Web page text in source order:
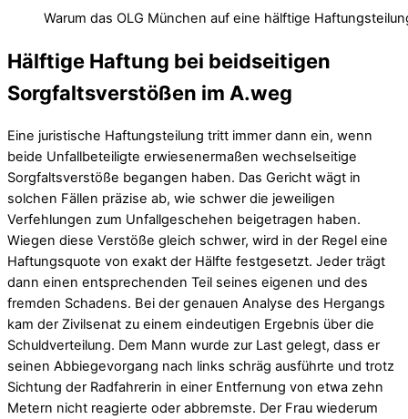
Warum das OLG München auf eine hälftige
Hälftige Haftung bei beidseitigen
Sorgfaltsverstößen im A.weg
Eine juristische Haftungsteilung tritt immer dann ein, wenn
beide Unfallbeteiligte erwiesenermaßen wechselseitige
Sorgfaltsverstöße begangen haben. Das Gericht wägt in
solchen Fällen präzise ab, wie schwer die jeweiligen
Verfehlungen zum Unfallgeschehen beigetragen haben.
Wiegen diese Verstöße gleich schwer, wird in der Regel eine
Haftungsquote von exakt der Hälfte festgesetzt. Jeder trägt
dann einen entsprechenden Teil seines eigenen und des
fremden Schadens. Bei der genauen Analyse des Hergangs
kam der Zivilsenat zu einem eindeutigen Ergebnis über die
Schuldverteilung. Dem Mann wurde zur Last gelegt, dass er
seinen Abbiegevorgang nach links schräg ausführte und trotz
Sichtung der Radfahrerin in einer Entfernung von etwa zehn
Metern nicht reagierte oder abbremste. Der Frau wiederum